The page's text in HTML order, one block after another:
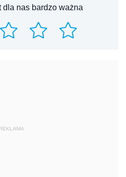
dla nas bardzo ważna
REKLAMA